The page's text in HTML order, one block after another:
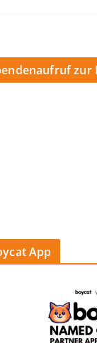
zur
App